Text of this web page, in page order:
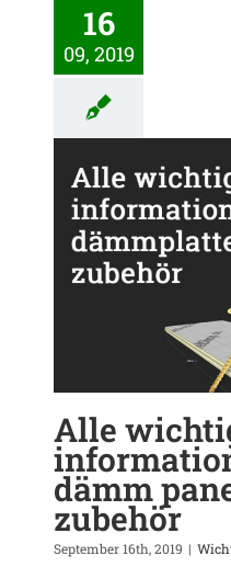
16
09, 2019
Alle
dämm
zubehör
September 16th, 2019 |